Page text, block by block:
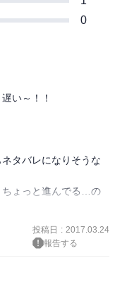
0
い～！！
タバレになりそうな
ちょっと進んでる…の
けど、なんか楽しい
でワイワイ…。その
ぬぬぬぬ。女子高と
投稿日 : 2017.03.24
報告する